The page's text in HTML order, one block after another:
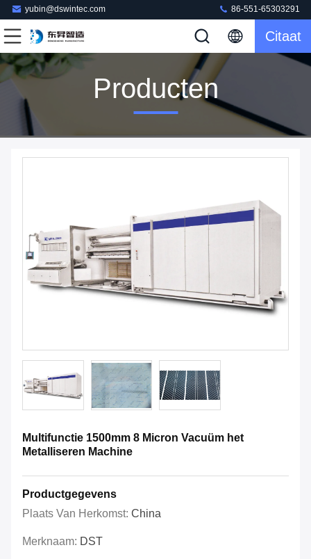
yubin@dswintec.com 86-551-65303291
Citaat
Producten
Multifunctie 1500mm 8 Micron Vacuüm het
Metalliseren Machine
Productgegevens
Plaats Van Herkomst: China
Merknaam: DST